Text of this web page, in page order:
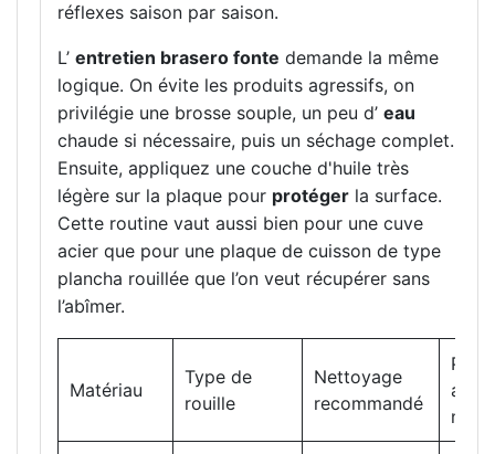
réflexes saison par saison.
L’ entretien brasero fonte demande la même
logique. On évite les produits agressifs, on
privilégie une brosse souple, un peu d’ eau
chaude si nécessaire, puis un séchage complet.
Ensuite, appliquez une couche d'huile très
légère sur la plaque pour protéger la surface.
Cette routine vaut aussi bien pour une cuve
acier que pour une plaque de cuisson de type
plancha rouillée que l’on veut récupérer sans
l’abîmer.
Matériau
Type de
rouille
Nettoyage
recommandé